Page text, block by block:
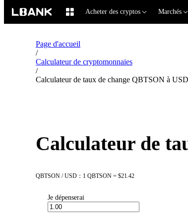
Acheter des cryptos Marchés
Page d'accueil
/
Calculateur de cryptomonnaies
/
Calculateur de taux de change QBTSON à USD
Calculateur de
QBTSON / USD：1 QBTSON = $21.42
Je dépenserai